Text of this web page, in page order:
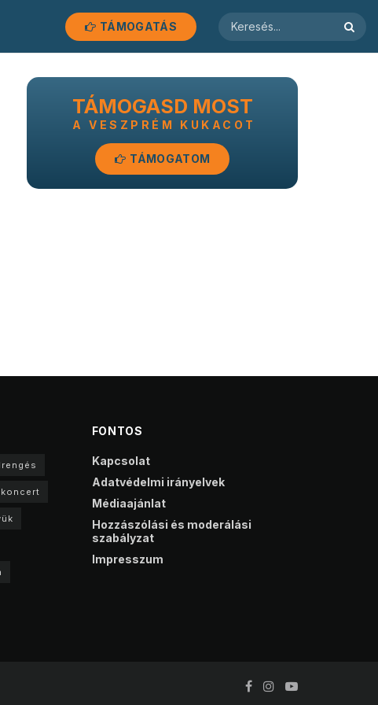
TÁMOGATÁS
TÁMOGASD MOST
A VESZPRÉM KUKACOT
TÁMOGATOM
koncert
FONTOS
Kapcsolat
Adatvédelmi irányelvek
Médiaajánlat
Hozzászólási és moderálási
szabályzat
Impresszum